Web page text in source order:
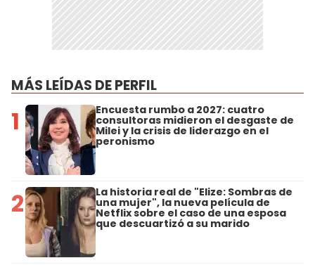
MÁS LEÍDAS DE PERFIL
1 Encuesta rumbo a 2027: cuatro
consultoras midieron el desgaste de
Milei y la crisis de liderazgo en el
peronismo
2 La historia real de "Elize: Sombras de
una mujer", la nueva película de
Netflix sobre el caso de una esposa
que descuartizó a su marido